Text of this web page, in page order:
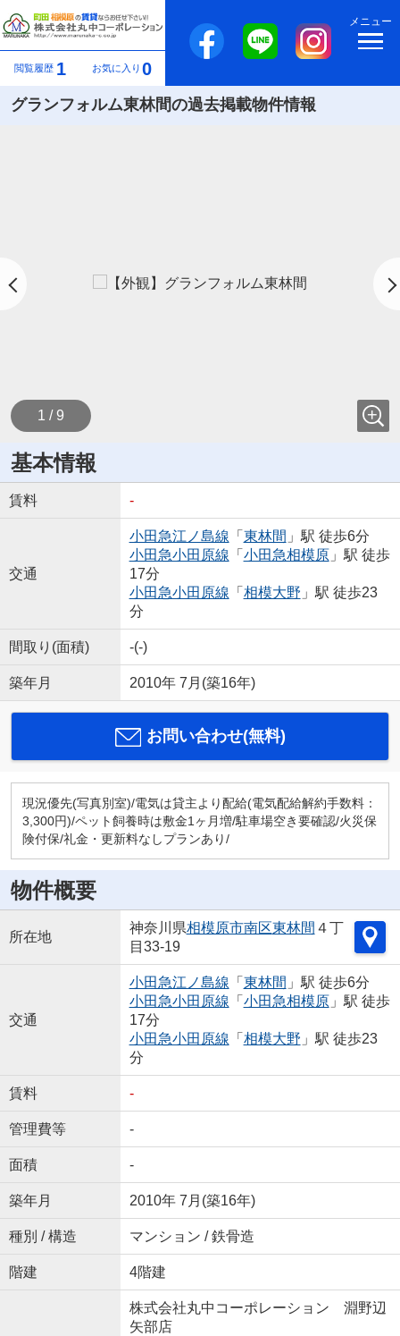
閲覧履歴 1 お気に入り 0
メニュー
グランフォルム東林間の過去掲載物件情報
1 / 9
基本情報
賃料 -
交通
小田急江ノ島線 「 東林間 」駅 徒歩6分
小田急小田原線 「 小田急相模原」駅 徒歩
17分
小田急小田原線 「 相模大野 」駅 徒歩23
分
間取り(面積) -(-)
築年月 2010年 7月(築16年)
お問い合わせ(無料)
現況優先(写真別室)/電気は貸主より配給(電気配給解約手数料：
3,300円)/ペット飼養時は敷金1ヶ月増/駐車場空き要確認/火災保
険付保/礼金・更新料なしプランあり/
物件概要
所在地
神奈川県相模原市南区東林間 ４丁
目33-19
交通
小田急江ノ島線 「 東林間 」駅 徒歩6分
小田急小田原線 「 小田急相模原」駅 徒歩
17分
小田急小田原線 「 相模大野 」駅 徒歩23
分
賃料 -
管理費等 -
面積 -
築年月 2010年 7月(築16年)
種別 / 構造 マンション / 鉄骨造
階建 4階建
株式会社丸中コーポレーション 淵野辺
矢部店